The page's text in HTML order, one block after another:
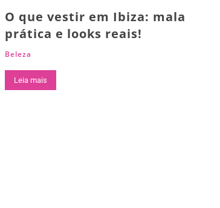
O que vestir em Ibiza: mala
prática e looks reais!
Beleza
Leia mais